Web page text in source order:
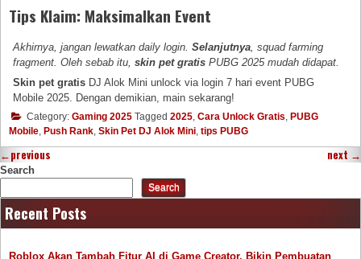
Tips Klaim: Maksimalkan Event
Akhirnya, jangan lewatkan daily login.Selanjutnya, squad farming
fragment. Oleh sebab itu,skin pet gratis PUBG 2025 mudah didapat.
Skin pet gratis DJ Alok Mini unlock via login 7 hari event PUBG
Mobile 2025. Dengan demikian, main sekarang!
Category: Gaming 2025 Tagged 2025 Cara Unlock Gratis PUBG
Mobile Push Rank Skin Pet DJ Alok Mini tips PUBG
←previous next →
Search
Search
Recent Posts
Roblox Akan Tambah Fitur AI di Game Creator, Bikin Pembuatan